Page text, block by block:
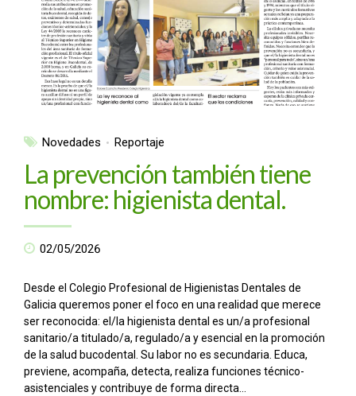
Novedades Reportaje
La prevención también tiene
nombre: higienista dental.
02/05/2026
Desde el Colegio Profesional de Higienistas Dentales de
Galicia queremos poner el foco en una realidad que merece
ser reconocida: el/la higienista dental es un/a profesional
sanitario/a titulado/a, regulado/a y esencial en la promoción
de la salud bucodental. Su labor no es secundaria. Educa,
previene, acompaña, detecta, realiza funciones técnico-
asistenciales y contribuye de forma directa...